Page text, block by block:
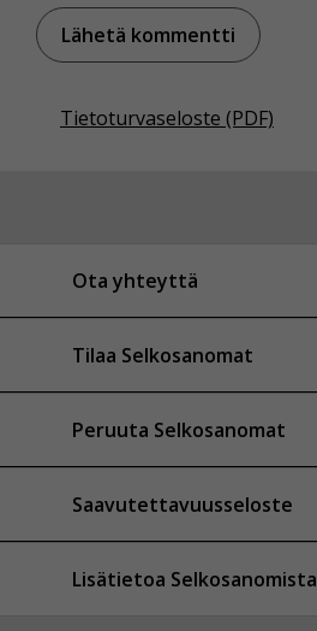
Tietoturvaseloste (PDF)
Ota yhteyttä
Tilaa Selkosanomat
Peruuta Selkosanomat
Saavutettavuusseloste
Lisätietoa Selkosanomista